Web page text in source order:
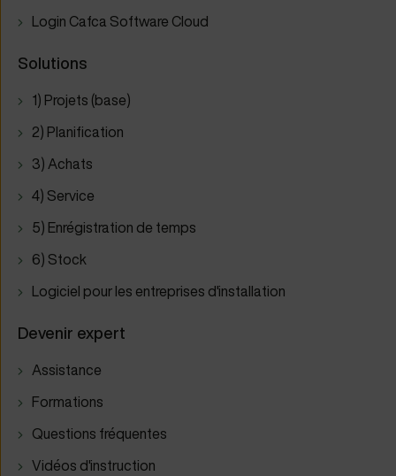
Login Cafca Software Cloud
Solutions
1) Projets (base)
2) Planification
3) Achats
4) Service
5) Enrégistration de temps
6) Stock
Logiciel pour les entreprises d'installation
Devenir expert
Assistance
Formations
Questions fréquentes
Vidéos d'instruction